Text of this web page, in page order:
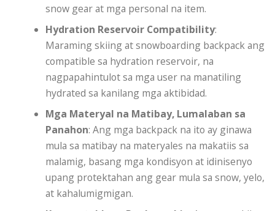
snow gear at mga personal na item.
Hydration Reservoir Compatibility:
Maraming skiing at snowboarding backpack ang
compatible sa hydration reservoir, na
nagpapahintulot sa mga user na manatiling
hydrated sa kanilang mga aktibidad.
Mga Materyal na Matibay, Lumalaban sa
Panahon: Ang mga backpack na ito ay ginawa
mula sa matibay na materyales na makatiis sa
malamig, basang mga kondisyon at idinisenyo
upang protektahan ang gear mula sa snow, yelo,
at kahalumigmigan.